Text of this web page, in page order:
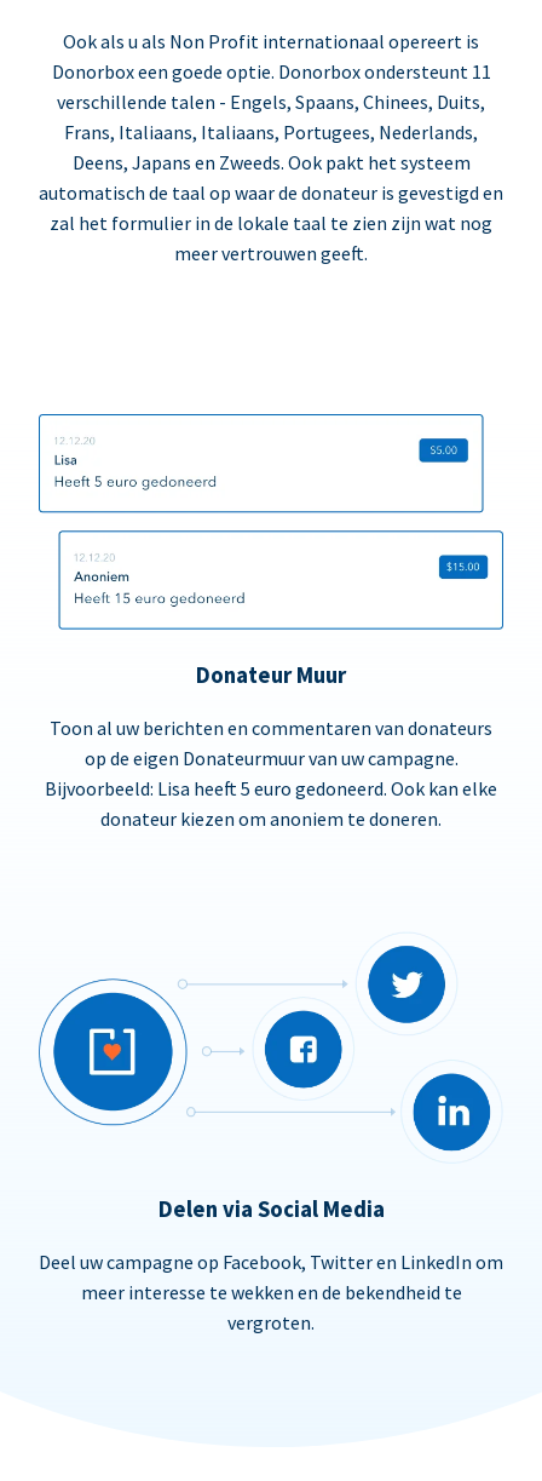
Ook als u als Non Profit internationaal opereert is
Donorbox een goede optie. Donorbox ondersteunt 11
verschillende talen - Engels, Spaans, Chinees, Duits,
Frans, Italiaans, Italiaans, Portugees, Nederlands,
Deens, Japans en Zweeds. Ook pakt het systeem
automatisch de taal op waar de donateur is gevestigd en
zal het formulier in de lokale taal te zien zijn wat nog
meer vertrouwen geeft.
Donateur Muur
Toon al uw berichten en commentaren van donateurs
op de eigen Donateurmuur van uw campagne.
Bijvoorbeeld: Lisa heeft 5 euro gedoneerd. Ook kan elke
donateur kiezen om anoniem te doneren.
Delen via Social Media
Deel uw campagne op Facebook, Twitter en LinkedIn om
meer interesse te wekken en de bekendheid te
vergroten.